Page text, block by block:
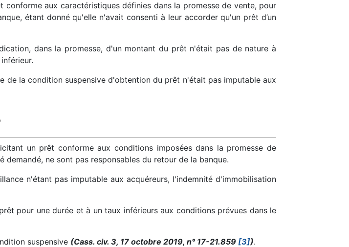
aux caractéristiques déﬁnies dans la promesse de vente, pour
étant donné qu'elle n'avait consenti à leur accorder qu'un prêt d’un
dans la promesse, d'un montant du prêt n'était pas de nature à
la condition suspensive d'obtention du prêt n'était pas imputable aux
un prêt conforme aux conditions imposées dans la promesse de
ne sont pas responsables du retour de la banque.
n'étant pas imputable aux acquéreurs, l'indemnité d'immobilisation
pour une durée et à un taux inférieurs aux conditions prévues dans le
suspensive (Cass. civ. 3, 17 octobre 2019, n° 17-21.859 [3]).